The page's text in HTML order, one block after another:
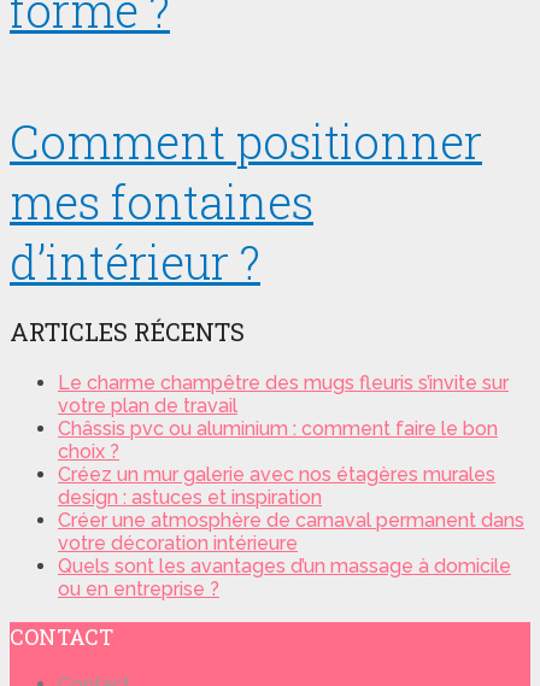
Comment positionner
mes fontaines
d’intérieur ?
ARTICLES RÉCENTS
Le charme champêtre des mugs fleuris s’invite sur
votre plan de travail
Châssis pvc ou aluminium : comment faire le bon
choix ?
Créez un mur galerie avec nos étagères murales
design : astuces et inspiration
Créer une atmosphère de carnaval permanent dans
votre décoration intérieure
Quels sont les avantages d’un massage à domicile
ou en entreprise ?
CONTACT